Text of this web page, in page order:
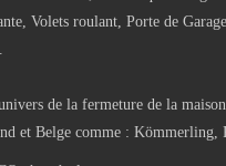
Volets roulant, Porte de
de la fermeture de la
et Belge comme : Kömmerling,